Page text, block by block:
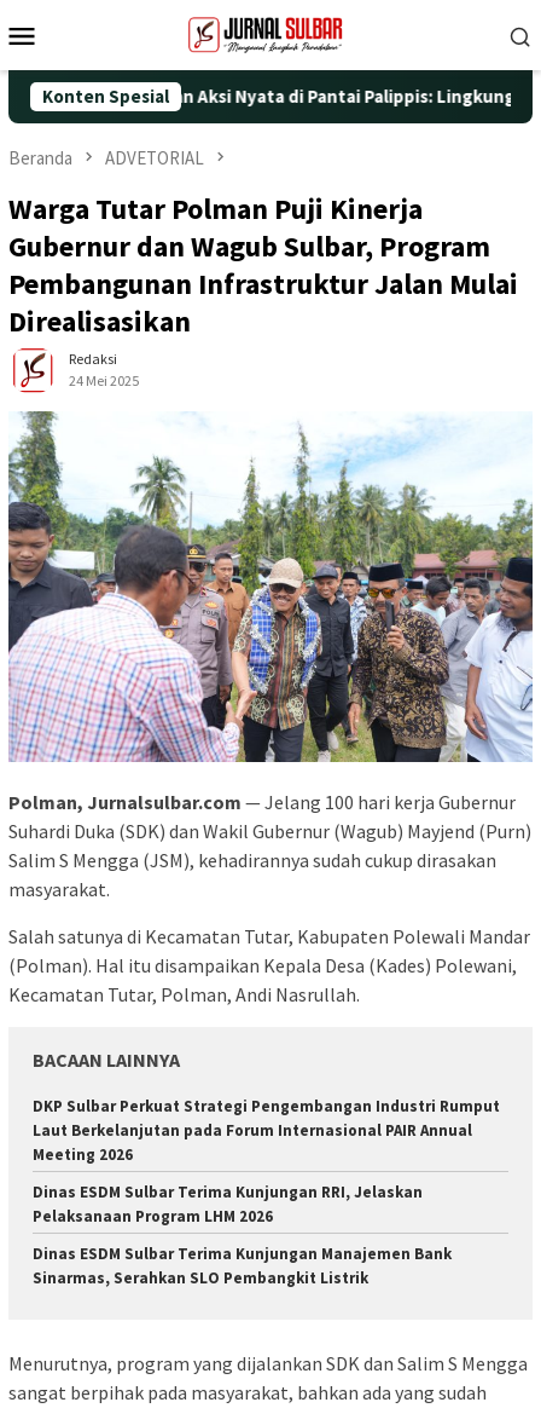
ke
Mobile
Konten Spesial
25 dengan Aksi Nyata di Pantai Palippis: Lingkungan dan
Beranda ADVETORIAL
Warga Tutar Polman Puji Kinerja
Gubernur dan Wagub Sulbar, Program
Pembangunan Infrastruktur Jalan Mulai
Direalisasikan
Redaksi
24 Mei 2025
Polman, Jurnalsulbar.com — Jelang 100 hari kerja Gubernur
Suhardi Duka (SDK) dan Wakil Gubernur (Wagub) Mayjend (Purn)
Salim S Mengga (JSM), kehadirannya sudah cukup dirasakan
masyarakat.
Salah satunya di Kecamatan Tutar, Kabupaten Polewali Mandar
(Polman). Hal itu disampaikan Kepala Desa (Kades) Polewani,
Kecamatan Tutar, Polman, Andi Nasrullah.
BACAAN LAINNYA
DKP Sulbar Perkuat Strategi Pengembangan Industri Rumput
Laut Berkelanjutan pada Forum Internasional PAIR Annual
Meeting 2026
Dinas ESDM Sulbar Terima Kunjungan RRI, Jelaskan
Pelaksanaan Program LHM 2026
Dinas ESDM Sulbar Terima Kunjungan Manajemen Bank
Sinarmas, Serahkan SLO Pembangkit Listrik
Menurutnya, program yang dijalankan SDK dan Salim S Mengga
sangat berpihak pada masyarakat, bahkan ada yang sudah